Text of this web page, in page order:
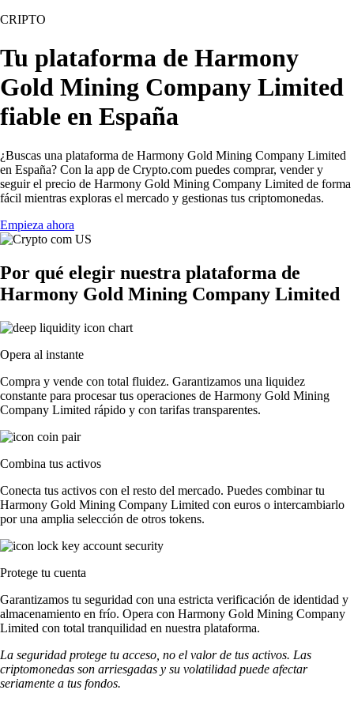
CRIPTO
Tu plataforma de Harmony
Gold Mining Company Limited
fiable en España
¿Buscas una plataforma de Harmony Gold Mining Company Limited
en España? Con la app de Crypto.com puedes comprar, vender y
seguir el precio de Harmony Gold Mining Company Limited de forma
fácil mientras exploras el mercado y gestionas tus criptomonedas.
Empieza ahora
Por qué elegir nuestra plataforma de
Harmony Gold Mining Company Limited
Opera al instante
Compra y vende con total fluidez. Garantizamos una liquidez
constante para procesar tus operaciones de Harmony Gold Mining
Company Limited rápido y con tarifas transparentes.
Combina tus activos
Conecta tus activos con el resto del mercado. Puedes combinar tu
Harmony Gold Mining Company Limited con euros o intercambiarlo
por una amplia selección de otros tokens.
Protege tu cuenta
Garantizamos tu seguridad con una estricta verificación de identidad y
almacenamiento en frío. Opera con Harmony Gold Mining Company
Limited con total tranquilidad en nuestra plataforma.
La seguridad protege tu acceso, no el valor de tus activos. Las
criptomonedas son arriesgadas y su volatilidad puede afectar
seriamente a tus fondos.